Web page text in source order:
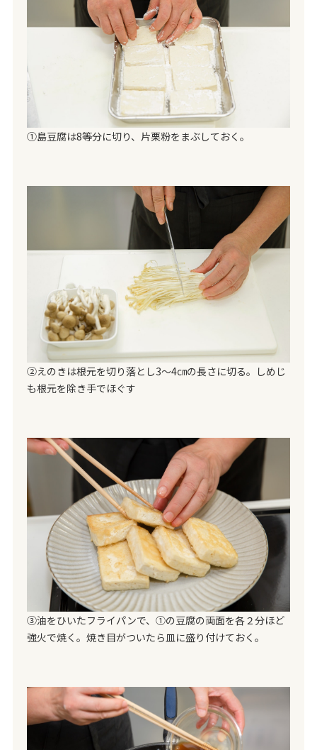
①島豆腐は8等分に切り、片栗粉をまぶしておく。
②えのきは根元を切り落とし3～4㎝の長さに切る。しめじ
も根元を除き手でほぐす
③油をひいたフライパンで、①の豆腐の両面を各２分ほど
強火で焼く。焼き目がついたら皿に盛り付けておく。